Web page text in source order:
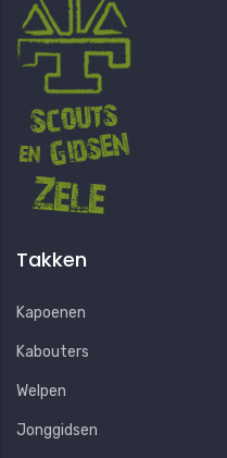
Takken
Kapoenen
Kabouters
Welpen
Jonggidsen